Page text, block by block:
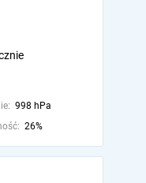
998 hPa
26%